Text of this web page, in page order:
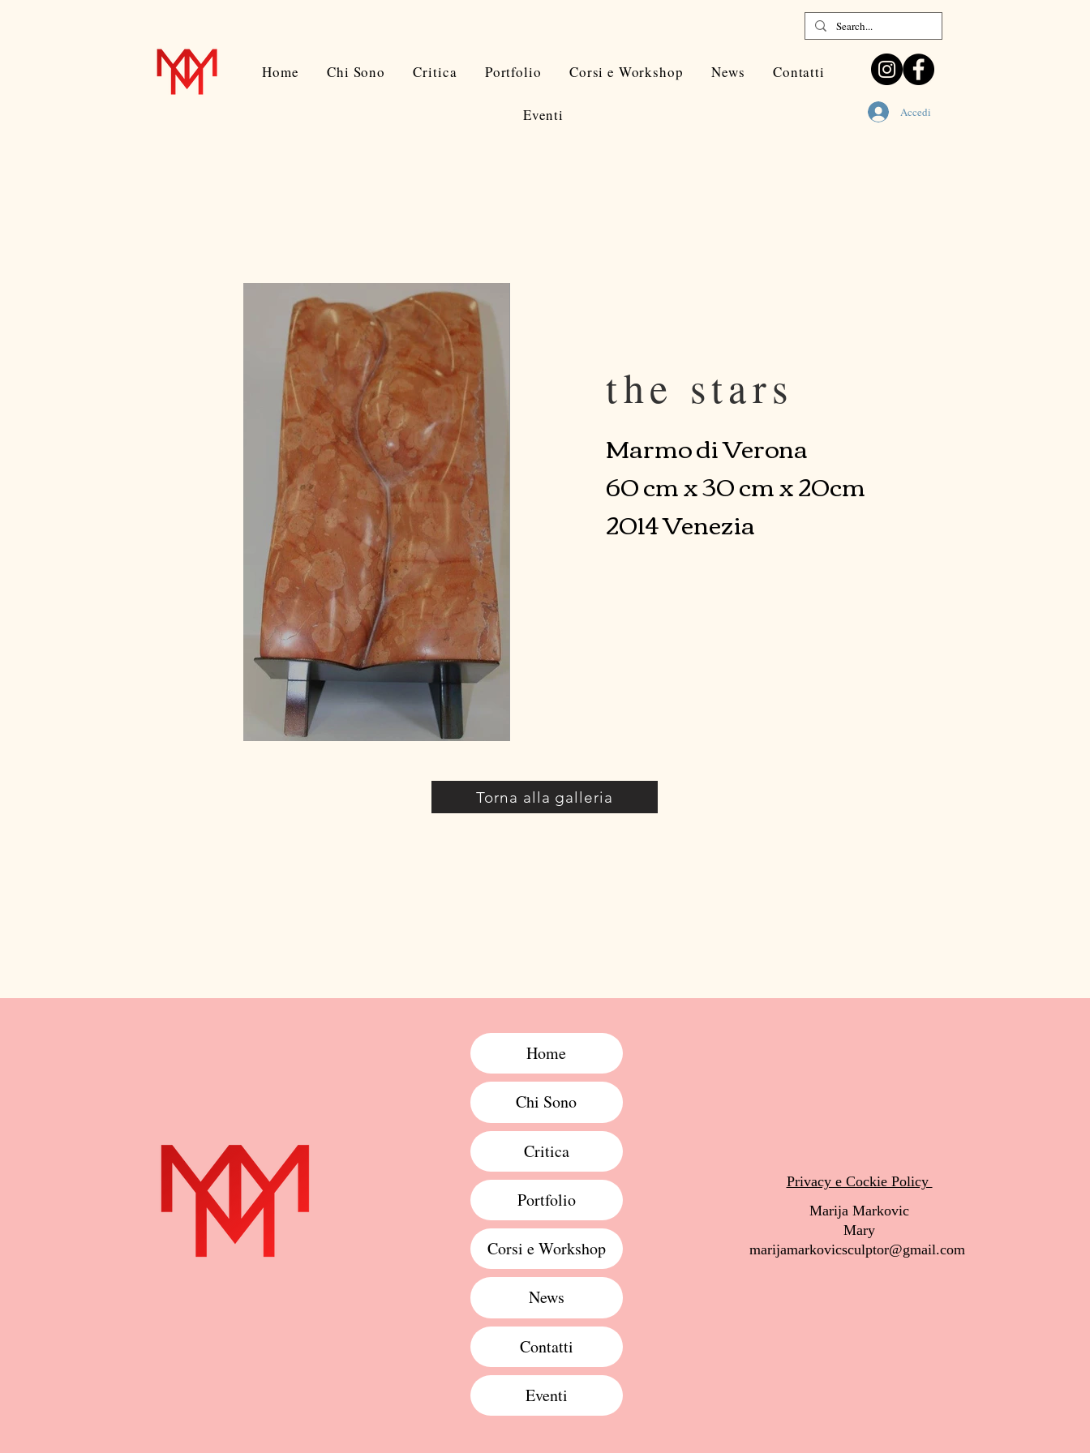
Home Chi Sono Critica Portfolio Corsi e Workshop News Contatti
Eventi Accedi
the stars
Marmo di Verona
60 cm x 30 cm x 20cm
2014 Venezia
Torna alla galleria
Home
Chi Sono
Critica
Portfolio
Corsi e Workshop
News
Contatti
Eventi
Privacy e Cockie Policy
Marija Markovic
Mary
marijamarkovicsculptor@gmail.com